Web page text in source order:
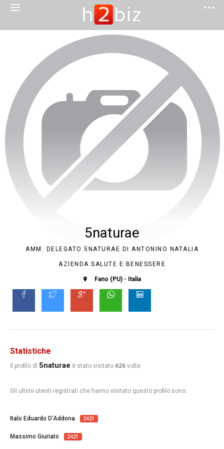
5naturae
AMM. DELEGATO 5NATURAE DI ANTONINO NATALIA
AZIENDA SALUTE E BENESSERE
Fano (PU) - Italia
Statistiche
Il profilo di 5naturae è stato visitato 626 volte
Gli ultimi utenti registrati che hanno visitato questo profilo sono:
Italo Eduardo D'Addona 2421
Massimo Giuriato 2421